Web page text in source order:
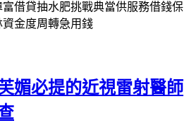
借貸抽水肥挑戰典當供服務借錢保
資金度周轉急用錢
媚必提的近視雷射醫師